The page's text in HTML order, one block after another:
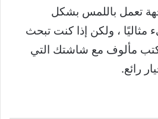
تعمل باللمس بشكل
، ولكن إذا كنت تبحث
مألوف مع شاشتك التي
رائع.